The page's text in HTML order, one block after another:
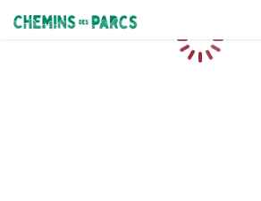
Chemins des Parcs
Loading